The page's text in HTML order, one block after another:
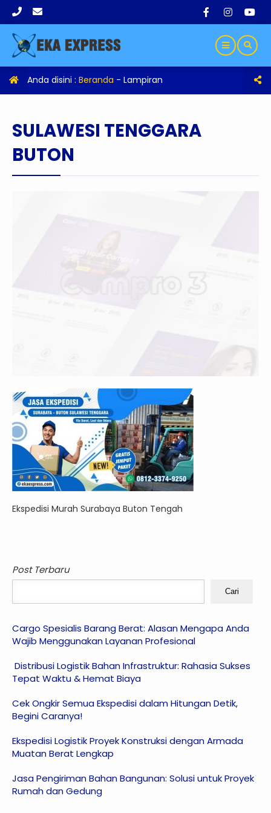
Anda disini : Beranda - Lampiran
SULAWESI TENGGARA
BUTON
Ekspedisi Murah Surabaya Buton Tengah
Post Terbaru
Cari
Cargo Spesialis Barang Berat: Alasan Mengapa Anda
Wajib Menggunakan Layanan Profesional
Distribusi Logistik Bahan Infrastruktur: Rahasia Sukses
Tepat Waktu & Hemat Biaya
Cek Ongkir Semua Ekspedisi dalam Hitungan Detik,
Begini Caranya!
Ekspedisi Logistik Proyek Konstruksi dengan Armada
Muatan Berat Lengkap
Jasa Pengiriman Bahan Bangunan: Solusi untuk Proyek
Rumah dan Gedung